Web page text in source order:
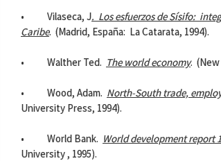
• Vilaseca, J. Los esfuerzos de Sísifo:
Caribe. (Madrid, España: La Catarata, 1994).
• Walther Ted. The world economy. (New
• Wood, Adam. North-South trade,
University Press, 1994).
• World Bank. World development report
University , 1995).